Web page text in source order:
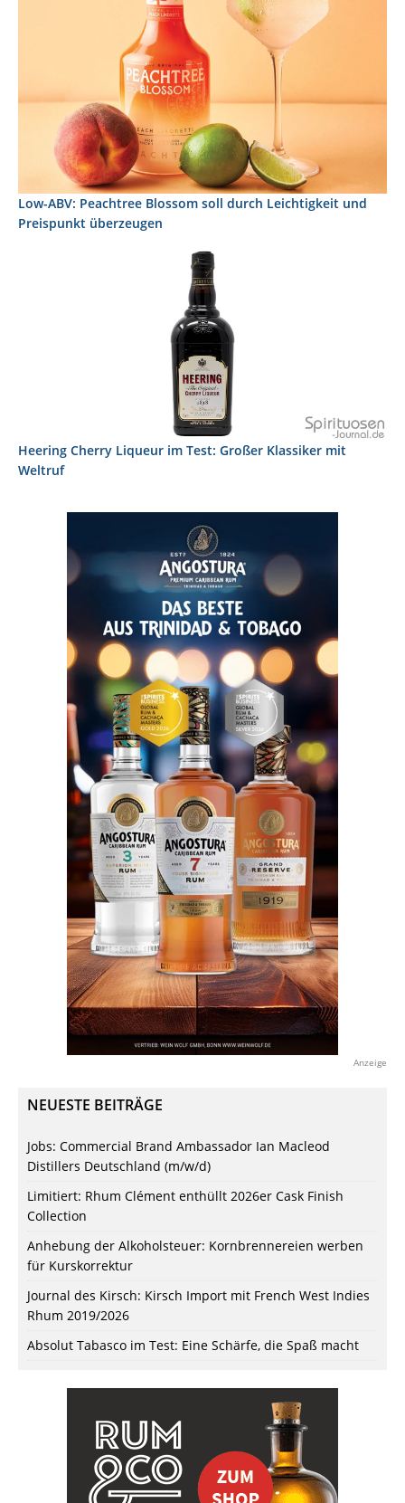
Low-ABV: Peachtree Blossom soll durch Leichtigkeit und
Preispunkt überzeugen
Heering Cherry Liqueur im Test: Großer Klassiker mit
Weltruf
Anzeige
NEUESTE BEITRÄGE
Jobs: Commercial Brand Ambassador Ian Macleod
Distillers Deutschland (m/w/d)
Limitiert: Rhum Clément enthüllt 2026er Cask Finish
Collection
Anhebung der Alkoholsteuer: Kornbrennereien werben
für Kurskorrektur
Journal des Kirsch: Kirsch Import mit French West Indies
Rhum 2019/2026
Absolut Tabasco im Test: Eine Schärfe, die Spaß macht